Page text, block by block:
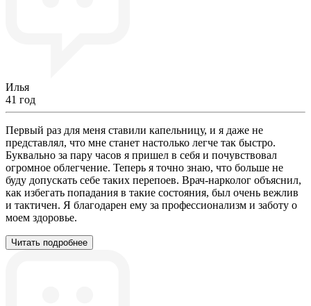
Илья
41 год
Первый раз для меня ставили капельницу, и я даже не
представлял, что мне станет настолько легче так быстро.
Буквально за пару часов я пришел в себя и почувствовал
огромное облегчение. Теперь я точно знаю, что больше не
буду допускать себе таких перепоев. Врач-нарколог объяснил,
как избегать попадания в такие состояния, был очень вежлив
и тактичен. Я благодарен ему за профессионализм и заботу о
моем здоровье.
Читать подробнее